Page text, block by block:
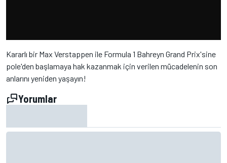
Kararlı bir Max Verstappen ile Formula 1 Bahreyn Grand Prix'sine
pole'den başlamaya hak kazanmak için verilen mücadelenin son
anlarını yeniden yaşayın!
Yorumlar